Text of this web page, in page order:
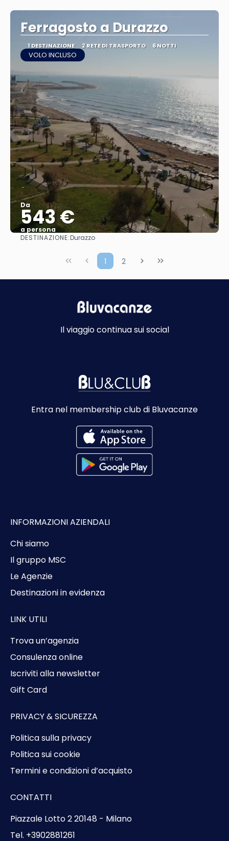
Ferragosto a Durazzo
1 DESTINAZIONE 2 RETE DI TRASPORTO 6 NOTTI
VOLO INCLUSO
Da
543 €
a persona
DESTINAZIONE:Durazzo
1 2
Il viaggio continua sui social
Entra nel membership club di Bluvacanze
INFORMAZIONI AZIENDALI
Chi siamo
Il gruppo MSC
Le Agenzie
Destinazioni in evidenza
LINK UTILI
Trova un’agenzia
Consulenza online
Iscriviti alla newsletter
Gift Card
PRIVACY & SICUREZZA
Politica sulla privacy
Politica sui cookie
Termini e condizioni d’acquisto
CONTATTI
Piazzale Lotto 2 20148 - Milano
Tel. +3902881261